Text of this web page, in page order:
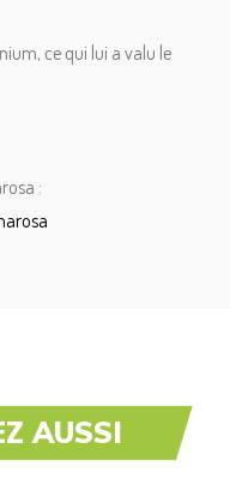
ce qui lui a valu le
:
AUSSI